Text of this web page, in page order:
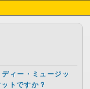
ィー・ミュージッ
トですか？